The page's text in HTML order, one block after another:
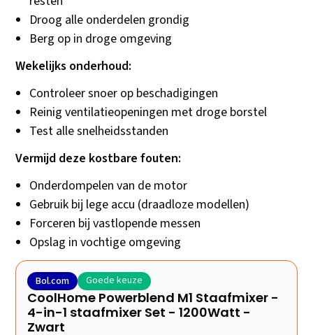
Droog alle onderdelen grondig
Berg op in droge omgeving
Wekelijks onderhoud:
Controleer snoer op beschadigingen
Reinig ventilatieopeningen met droge borstel
Test alle snelheidsstanden
Vermijd deze kostbare fouten:
Onderdompelen van de motor
Gebruik bij lege accu (draadloze modellen)
Forceren bij vastlopende messen
Opslag in vochtige omgeving
Bol.com Goede keuze
CoolHome Powerblend M1 Staafmixer -
4-in-1 staafmixer Set - 1200Watt -
Zwart